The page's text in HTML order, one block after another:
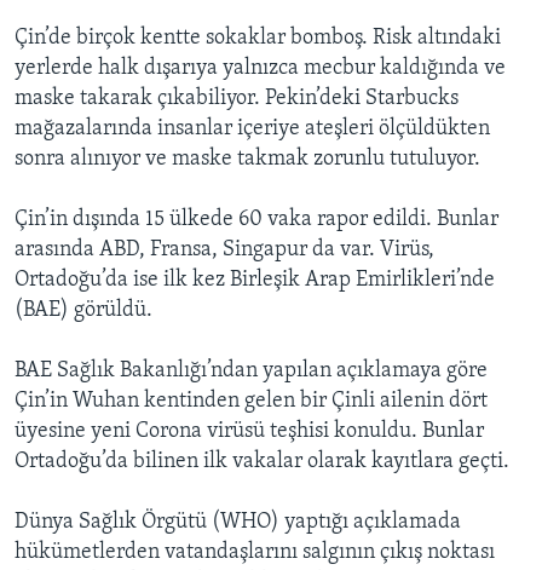
Çin’de birçok kentte sokaklar bomboş. Risk altındaki
yerlerde halk dışarıya yalnızca mecbur kaldığında ve
maske takarak çıkabiliyor. Pekin’deki Starbucks
mağazalarında insanlar içeriye ateşleri ölçüldükten
sonra alınıyor ve maske takmak zorunlu tutuluyor.
Çin’in dışında 15 ülkede 60 vaka rapor edildi. Bunlar
arasında ABD, Fransa, Singapur da var. Virüs,
Ortadoğu’da ise ilk kez Birleşik Arap Emirlikleri’nde
(BAE) görüldü.
BAE Sağlık Bakanlığı’ndan yapılan açıklamaya göre
Çin’in Wuhan kentinden gelen bir Çinli ailenin dört
üyesine yeni Corona virüsü teşhisi konuldu. Bunlar
Ortadoğu’da bilinen ilk vakalar olarak kayıtlara geçti.
Dünya Sağlık Örgütü (WHO) yaptığı açıklamada
hükümetlerden vatandaşlarını salgının çıkış noktası